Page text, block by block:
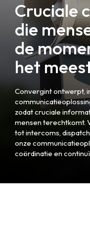
Cruciale
die
de
het
Convergint ontwerpt,
zodat cruciale
mensen terechtkomt.
tot intercoms,
onze
coördinatie en